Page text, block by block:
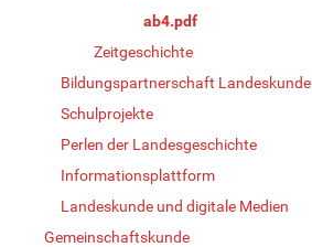
ab4.pdf
Zeitgeschichte
Bildungspartnerschaft Landeskunde
Schulprojekte
Perlen der Landesgeschichte
Informationsplattform
Landeskunde und digitale Medien
Gemeinschaftskunde